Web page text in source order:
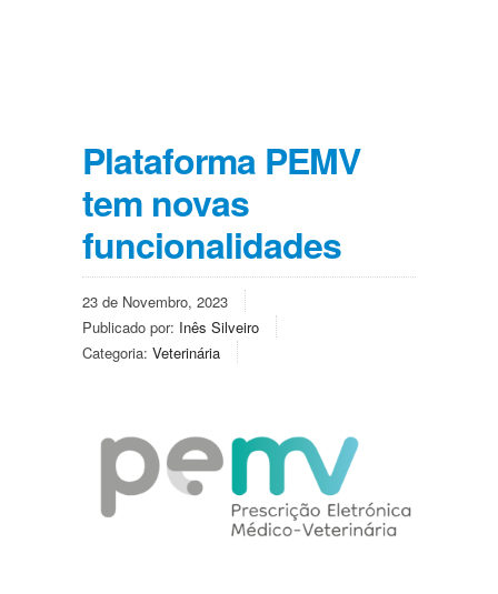
Plataforma PEMV
tem novas
funcionalidades
23 de Novembro, 2023
Publicado por: Inês Silveiro
Categoria: Veterinária